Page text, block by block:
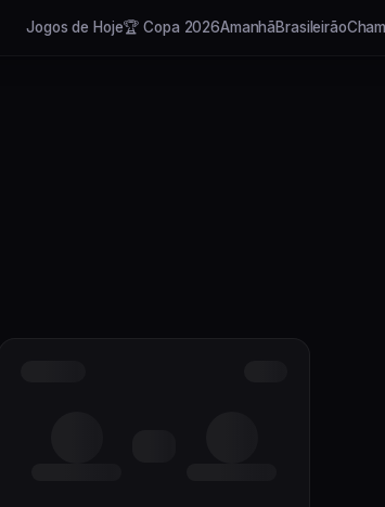
Jogos de Hoje🏆 Copa 2026AmanhãBrasileirão